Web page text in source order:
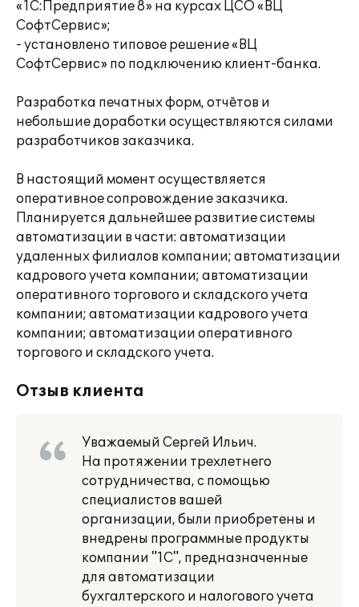
«1С:Предприятие 8» на курсах ЦСО «ВЦ
СофтСервис»;
- установлено типовое решение «ВЦ
СофтСервис» по подключению клиент-банка.
Разработка печатных форм, отчётов и
небольшие доработки осуществляются силами
разработчиков заказчика.
В настоящий момент осуществляется
оперативное сопровождение заказчика.
Планируется дальнейшее развитие системы
автоматизации в части: автоматизации
удаленных филиалов компании; автоматизации
кадрового учета компании; автоматизации
оперативного торгового и складского учета
компании; автоматизации кадрового учета
компании; автоматизации оперативного
торгового и складского учета.
Отзыв клиента
Уважаемый Сергей Ильич.
На протяжении трехлетнего
сотрудничества, с помощью
специалистов вашей
организации, были приобретены и
внедрены программные продукты
компании "1С", предназначенные
для автоматизации
бухгалтерского и налогового учета